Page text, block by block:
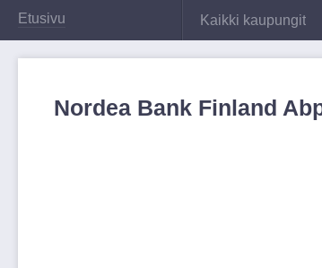
Etusivu Kaikki kaupungit
Nordea Bank Finland